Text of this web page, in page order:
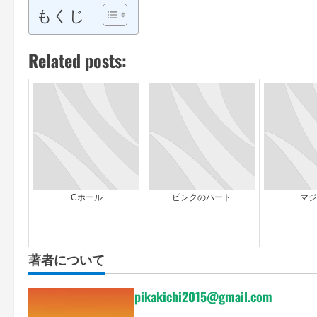
もくじ
Related posts:
Cホール ピンクのハート マ
著者について
pikakichi2015@gmail.com